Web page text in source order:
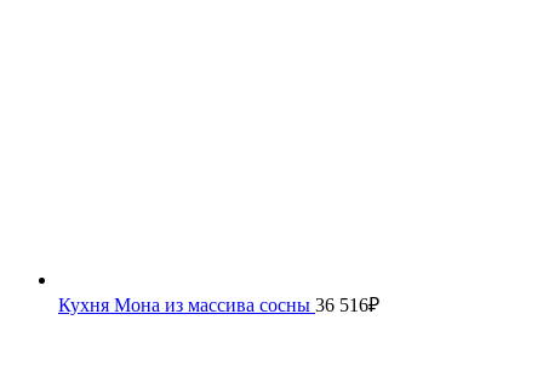
Кухня Мона из массива сосны 36 516₽